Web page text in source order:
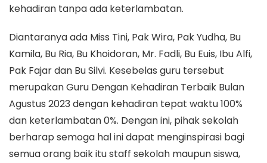
kehadiran tanpa ada keterlambatan.
Diantaranya ada Miss Tini, Pak Wira, Pak Yudha, Bu
Kamila, Bu Ria, Bu Khoidoran, Mr. Fadli, Bu Euis, Ibu Alfi,
Pak Fajar dan Bu Silvi. Kesebelas guru tersebut
merupakan Guru Dengan Kehadiran Terbaik Bulan
Agustus 2023 dengan kehadiran tepat waktu 100%
dan keterlambatan 0%. Dengan ini, pihak sekolah
berharap semoga hal ini dapat menginspirasi bagi
semua orang baik itu staff sekolah maupun siswa,